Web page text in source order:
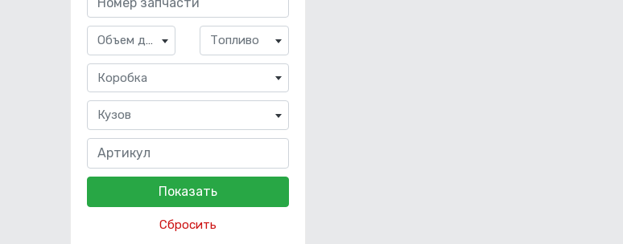
Объем двигателя Топливо
Коробка
Кузов
Сбросить